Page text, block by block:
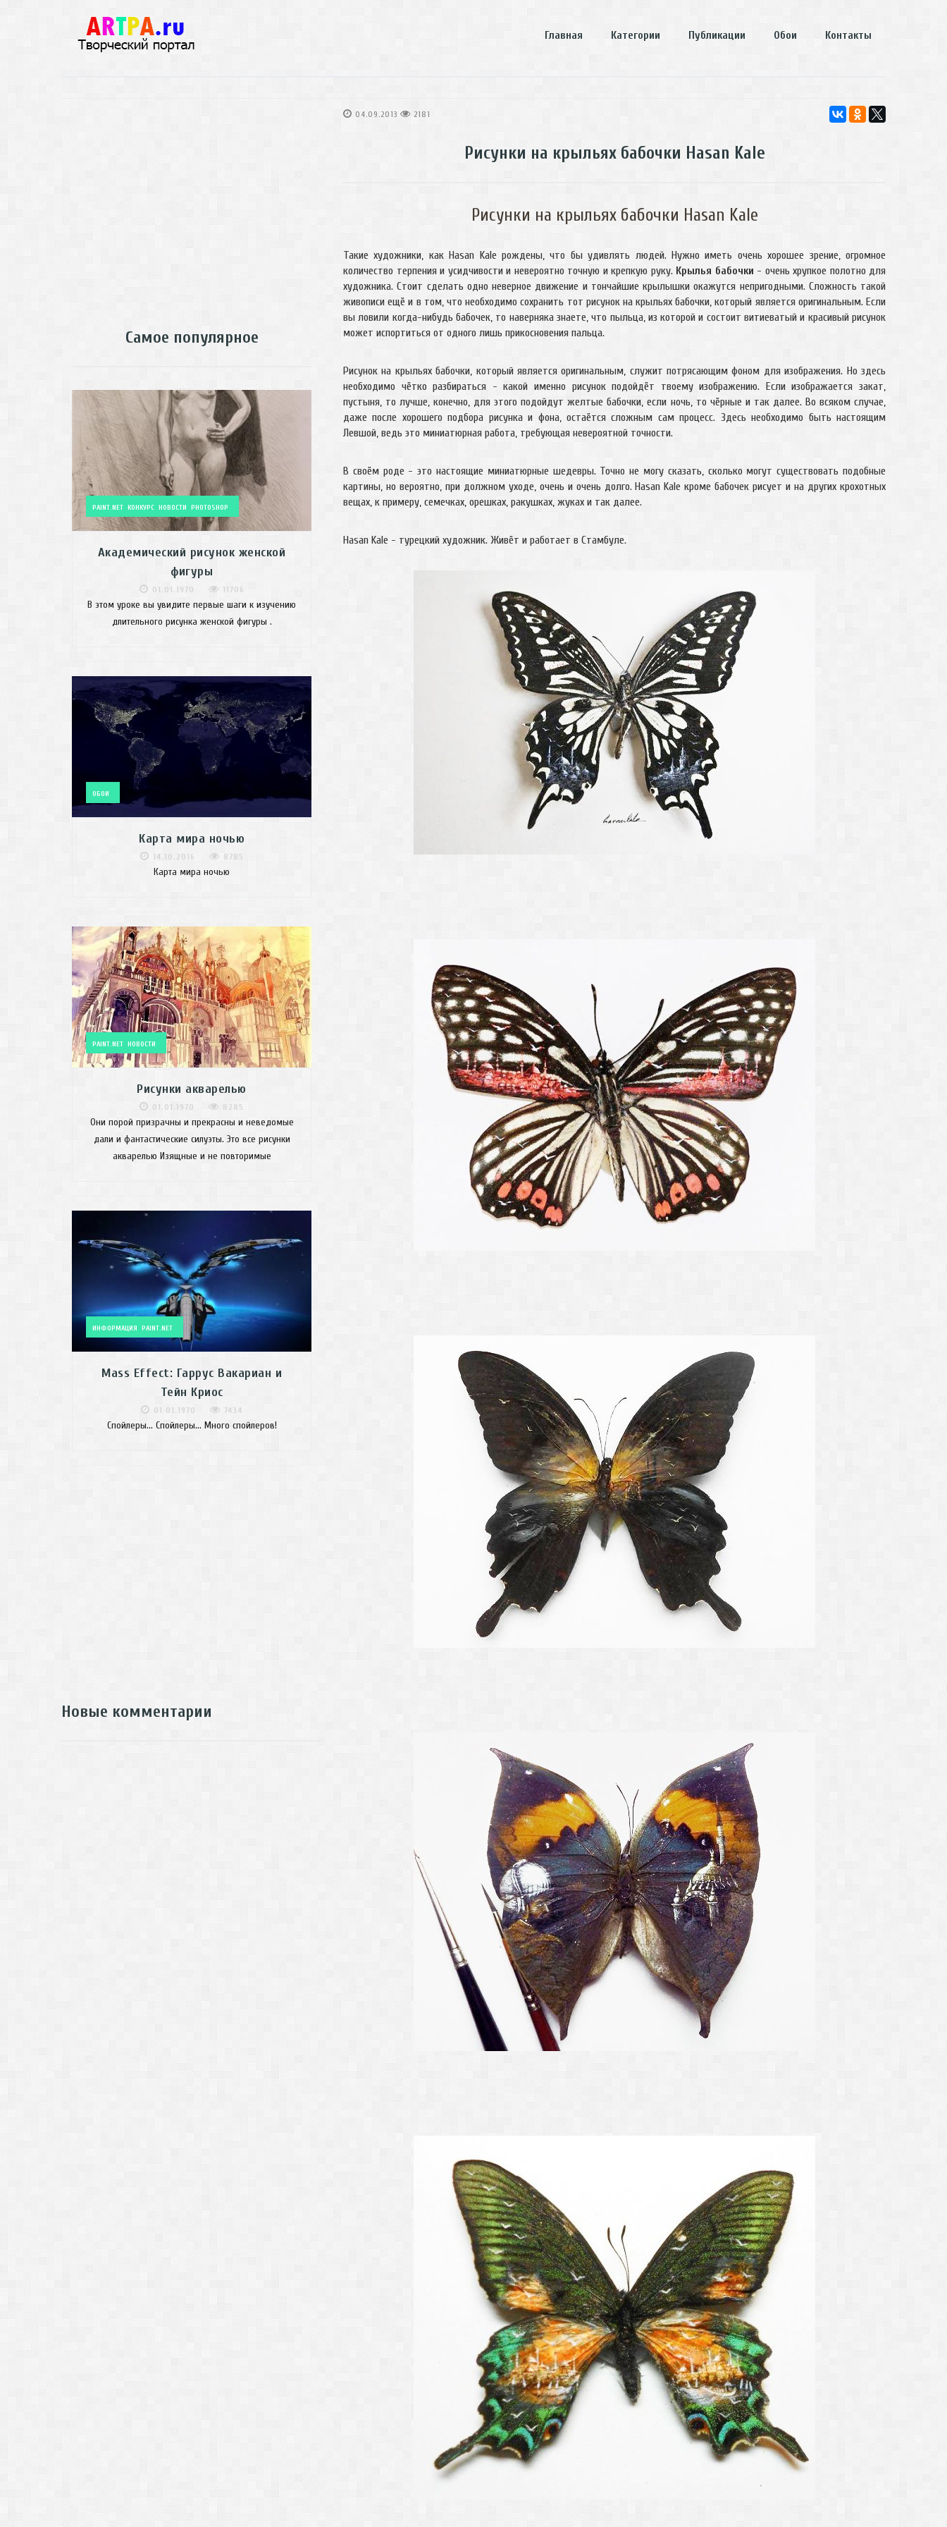
Главная Категории Публикации Обои Контакты
04.09.2013 2181
Рисунки на крыльях бабочки Hasan Kale
Рисунки на крыльях бабочки Hasan Kale
Такие художники, как Hasan Kale рождены, что бы удивлять людей. Нужно иметь очень хорошее зрение, огромное
количество терпения и усидчивости и невероятно точную и крепкую руку. Крылья бабочки - очень хрупкое полотно для
художника. Стоит сделать одно неверное движение и тончайшие крылышки окажутся непригодными. Сложность такой
живописи ещё и в том, что необходимо сохранить тот рисунок на крыльях бабочки, который является оригинальным. Если
вы ловили когда-нибудь бабочек, то наверняка знаете, что пыльца, из которой и состоит витиеватый и красивый рисунок
может испортиться от одного лишь прикосновения пальца.
Рисунок на крыльях бабочки, который является оригинальным, служит потрясающим фоном для изображения. Но здесь
необходимо чётко разбираться - какой именно рисунок подойдёт твоему изображению. Если изображается закат,
пустыня, то лучше, конечно, для этого подойдут желтые бабочки, если ночь, то чёрные и так далее. Во всяком случае,
даже после хорошего подбора рисунка и фона, остаётся сложным сам процесс. Здесь необходимо быть настоящим
Левшой, ведь это миниатюрная работа, требующая невероятной точности.
В своём роде - это настоящие миниатюрные шедевры. Точно не могу сказать, сколько могут существовать подобные
картины, но вероятно, при должном уходе, очень и очень долго. Hasan Kale кроме бабочек рисует и на других крохотных
вещах, к примеру, семечках, орешках, ракушках, жуках и так далее.
Hasan Kale - турецкий художник. Живёт и работает в Стамбуле.
Самое популярное
PAINT.NET КОНКУРС НОВОСТИ PHOTOSHOP
Академический рисунок женской
фигуры
01.01.1970 11706
В этом уроке вы увидите первые шаги к изучению
длительного рисунка женской фигуры .
ОБОИ
Карта мира ночью
14.10.2016 8785
Карта мира ночью
PAINT.NET НОВОСТИ
Рисунки акварелью
01.01.1970 8285
Они порой призрачны и прекрасны и неведомые
дали и фантастические силуэты. Это все рисунки
акварелью Изящные и не повторимые
ИНФОРМАЦИЯ PAINT.NET
Mass Effect: Гаррус Вакариан и
Тейн Криос
01.01.1970 7434
Спойлеры... Спойлеры... Много спойлеров!
Новые комментарии